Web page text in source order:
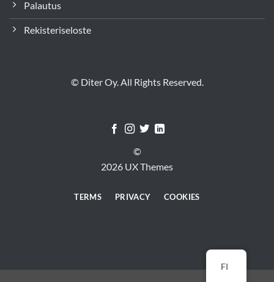
Palautus
Rekisteriseloste
© Diter Oy. All Rights Reserved.
©
2026 UX Themes
TERMS PRIVACY COOKIES
FI